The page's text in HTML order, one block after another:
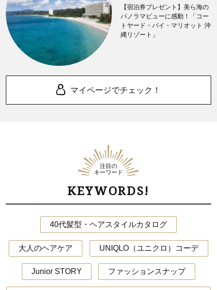
【宿泊券プレゼント】美ら海の
パノラマビューに感動！「コー
トヤード・バイ・マリオット 沖
縄リゾート」
マイページでチェック！
注目の
キーワード
KEYWORDS!
40代髪型・ヘアスタイルカタログ
大人のヘアケア UNIQLO（ユニクロ）コーデ
Junior STORY ファッションスナップ